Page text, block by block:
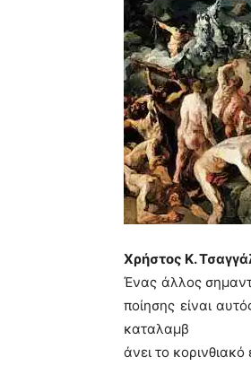
Χρήστος Κ.
Ένας άλλος
ποίησης είναι
καταλαμβ
άνει το